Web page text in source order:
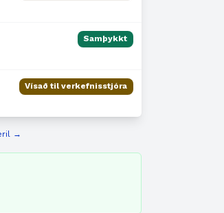
Samþykkt
Vísað til verkefnisstjóra
→